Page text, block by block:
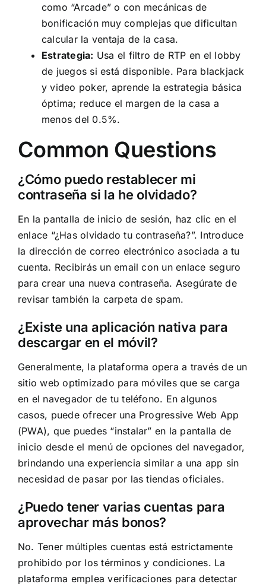
como “Arcade” o con mecánicas de
bonificación muy complejas que dificultan
calcular la ventaja de la casa.
Estrategia: Usa el filtro de RTP en el lobby
de juegos si está disponible. Para blackjack
y video poker, aprende la estrategia básica
óptima; reduce el margen de la casa a
menos del 0.5%.
Common Questions
¿Cómo puedo restablecer mi
contraseña si la he olvidado?
En la pantalla de inicio de sesión, haz clic en el
enlace “¿Has olvidado tu contraseña?”. Introduce
la dirección de correo electrónico asociada a tu
cuenta. Recibirás un email con un enlace seguro
para crear una nueva contraseña. Asegúrate de
revisar también la carpeta de spam.
¿Existe una aplicación nativa para
descargar en el móvil?
Generalmente, la plataforma opera a través de un
sitio web optimizado para móviles que se carga
en el navegador de tu teléfono. En algunos
casos, puede ofrecer una Progressive Web App
(PWA), que puedes “instalar” en la pantalla de
inicio desde el menú de opciones del navegador,
brindando una experiencia similar a una app sin
necesidad de pasar por las tiendas oficiales.
¿Puedo tener varias cuentas para
aprovechar más bonos?
No. Tener múltiples cuentas está estrictamente
prohibido por los términos y condiciones. La
plataforma emplea verificaciones para detectar